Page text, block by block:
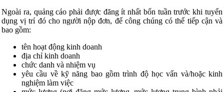
Ngoài ra, quảng cáo phải được đăng ít nhất bốn tuần trước khi tuyển
dụng vị trí đó cho người nộp đơn, để công chúng có thể tiếp cận và
bao gồm:
tên hoạt động kinh doanh
địa chỉ kinh doanh
chức danh và nhiệm vụ
yêu cầu về kỹ năng bao gồm trình độ học vấn và/hoặc kinh
nghiệm làm việc